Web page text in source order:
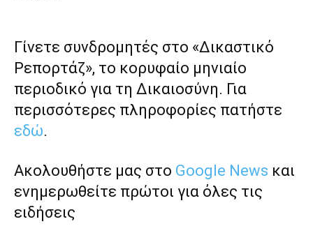
Γίνετε συνδρομητές στο «Δικαστικό
Ρεπορτάζ», το κορυφαίο μηνιαίο
περιοδικό για τη Δικαιοσύνη. Για
περισσότερες πληροφορίες πατήστε
εδώ.
Ακολουθήστε μας στο Google News και
ενημερωθείτε πρώτοι για όλες τις
ειδήσεις